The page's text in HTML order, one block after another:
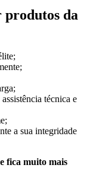
produtos da
técnica e
a sua integridade
fica muito mais